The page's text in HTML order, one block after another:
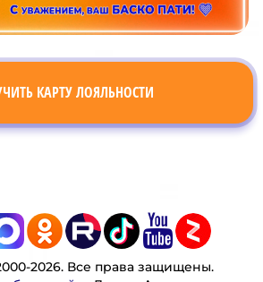
КАРТУ ЛОЯЛЬНОСТИ
2026. Все права защищены.